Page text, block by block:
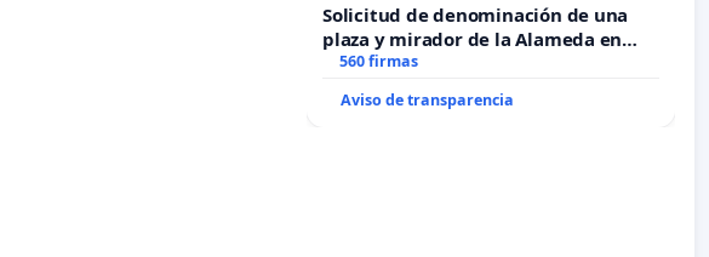
Solicitud de denominación de una
plaza y mirador de la Alameda en
recuerdo de Javier Vallejo Muñoz
560 firmas
Aviso de transparencia